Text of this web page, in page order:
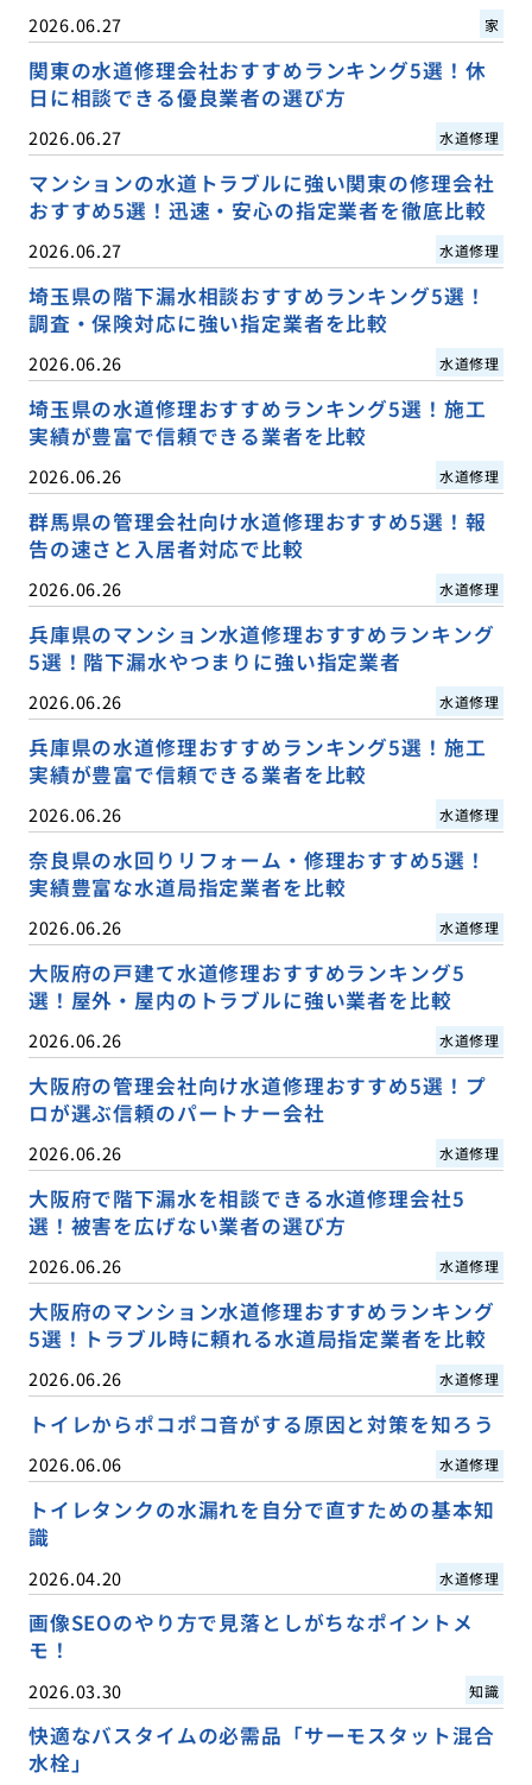
2026.06.27 家
関東の水道修理会社おすすめランキング5選！休
日に相談できる優良業者の選び方
2026.06.27 水道修理
マンションの水道トラブルに強い関東の修理会社
おすすめ5選！迅速・安心の指定業者を徹底比較
2026.06.27 水道修理
埼玉県の階下漏水相談おすすめランキング5選！
調査・保険対応に強い指定業者を比較
2026.06.26 水道修理
埼玉県の水道修理おすすめランキング5選！施工
実績が豊富で信頼できる業者を比較
2026.06.26 水道修理
群馬県の管理会社向け水道修理おすすめ5選！報
告の速さと入居者対応で比較
2026.06.26 水道修理
兵庫県のマンション水道修理おすすめランキング
5選！階下漏水やつまりに強い指定業者
2026.06.26 水道修理
兵庫県の水道修理おすすめランキング5選！施工
実績が豊富で信頼できる業者を比較
2026.06.26 水道修理
奈良県の水回りリフォーム・修理おすすめ5選！
実績豊富な水道局指定業者を比較
2026.06.26 水道修理
大阪府の戸建て水道修理おすすめランキング5
選！屋外・屋内のトラブルに強い業者を比較
2026.06.26 水道修理
大阪府の管理会社向け水道修理おすすめ5選！プ
ロが選ぶ信頼のパートナー会社
2026.06.26 水道修理
大阪府で階下漏水を相談できる水道修理会社5
選！被害を広げない業者の選び方
2026.06.26 水道修理
大阪府のマンション水道修理おすすめランキング
5選！トラブル時に頼れる水道局指定業者を比較
2026.06.26 水道修理
トイレからポコポコ音がする原因と対策を知ろう
2026.06.06 水道修理
トイレタンクの水漏れを自分で直すための基本知
識
2026.04.20 水道修理
画像SEOのやり方で見落としがちなポイントメ
モ！
2026.03.30 知識
快適なバスタイムの必需品「サーモスタット混合
水栓」